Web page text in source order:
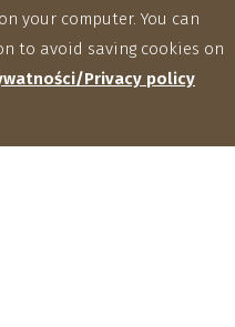
your computer. You can
to avoid saving cookies on
Privacy policy